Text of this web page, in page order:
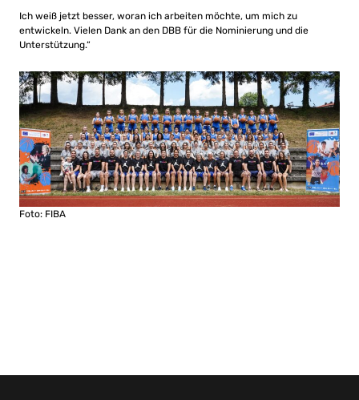
Ich weiß jetzt besser, woran ich arbeiten möchte, um mich zu
entwickeln. Vielen Dank an den DBB für die Nominierung und die
Unterstützung.“
Foto: FIBA